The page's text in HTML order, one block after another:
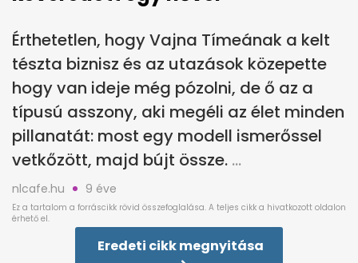
Érthetetlen, hogy Vajna Tímeának a kelt
tészta biznisz és az utazások közepette
hogy van ideje még pózolni, de ő az a
típusú asszony, aki megéli az élet minden
pillanatát: most egy modell ismerőssel
vetkőzött, majd bújt össze.
nlcafe.hu 9 éve
Eredeti cikk megnyitása